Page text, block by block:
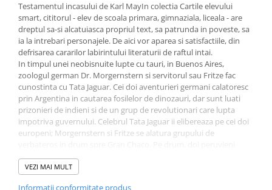
Sa nu razi :((
Drept
Legislatie
Fictiune
Actiune si Aventura
Actiune,aventura
Clasici
Crime, Thriller, Mistery
Fantasy
Istorica
Literatura de divertisment
Testamentul incasului de Karl MayIn colectia Cartile elevului
smart, cititorul - elev de scoala primara, gimnaziala, liceala - are
dreptul sa-si alcatuiasca propriul text, sa patrunda in poveste, sa
ia la intrebari personajele. De aici vor aparea si satisfactiile, din
defrisarea cararilor labirintului literaturii de raftul intai.
In timpul unei neobisnuite lupte cu tauri, in Buenos Aires,
zoologul german Dr. Morgernstern si servitorul sau Fritze fac
cunostinta cu Tata Jaguar. Cei doi aventurieri germani calatoresc
prin Argentina in cautarea fosilelor de dinozauri, dar sunt luati
prizonieri de indieni si de un grup de revolutionari care lupta
impotriva guvernului. Celebrul Tata Jaguar ii elibereaza pe cei doi
europeni; Morgernstern si Fritze se alatura grupului de
misteriosi, Anciano si Haukaropora, li se alatura, pretinzand ca au
aceeasi destinatie, Peru. Cand yerbateros se confrunta cu
VEZI MAI MULT
Informatii conformitate produs